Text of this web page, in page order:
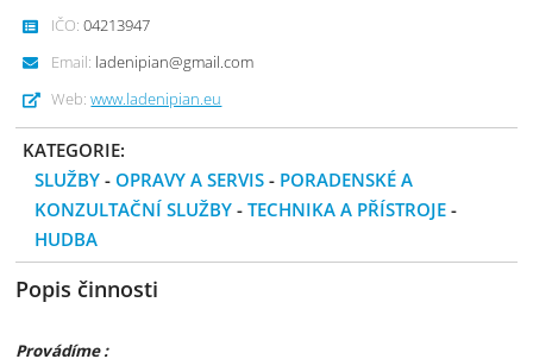
IČO: 04213947
Email: ladenipian@gmail.com
Web: www.ladenipian.eu
KATEGORIE:
SLUŽBY - OPRAVY A SERVIS - PORADENSKÉ A
KONZULTAČNÍ SLUŽBY -TECHNIKA A PŘÍSTROJE-
HUDBA
Popis činnosti
Provádíme :